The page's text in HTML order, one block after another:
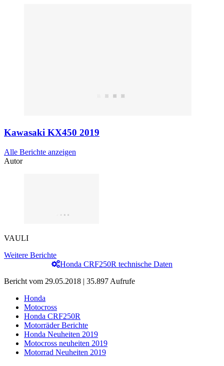
Kawasaki KX450 2019
Alle Berichte anzeigen
Autor
VAULI
Weitere Berichte
Honda CRF250R technische Daten
Bericht vom 29.05.2018 | 35.897 Aufrufe
Honda
Motocross
Honda CRF250R
Motorräder Berichte
Honda Neuheiten 2019
Motocross neuheiten 2019
Motorrad Neuheiten 2019